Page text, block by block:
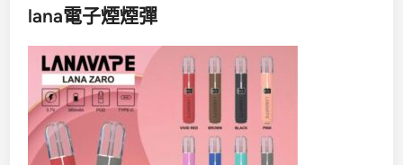
lana電子煙煙彈